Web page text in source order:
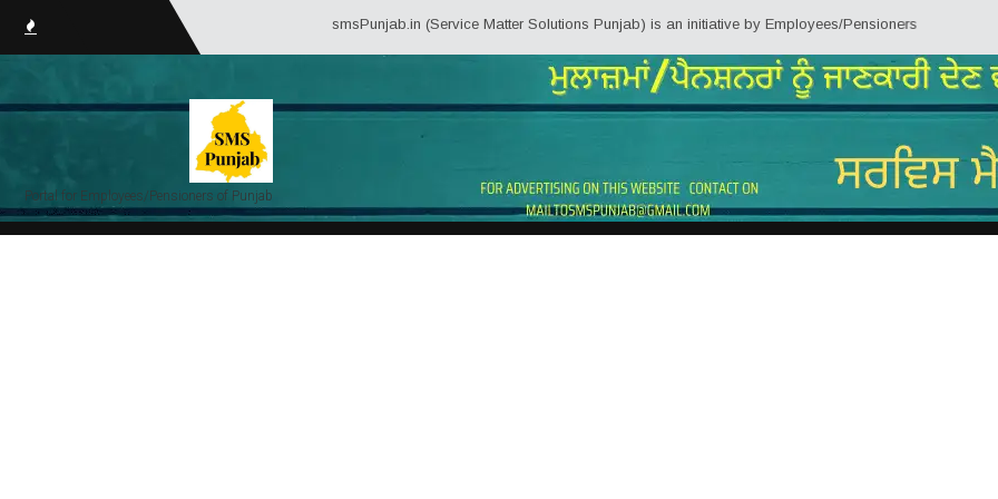
smsPunjab.in (Service Matter Solutions Punjab) is an initiative by Employees/Pensioners of Punjab State
Portal for Employees/Pensioners of Punjab